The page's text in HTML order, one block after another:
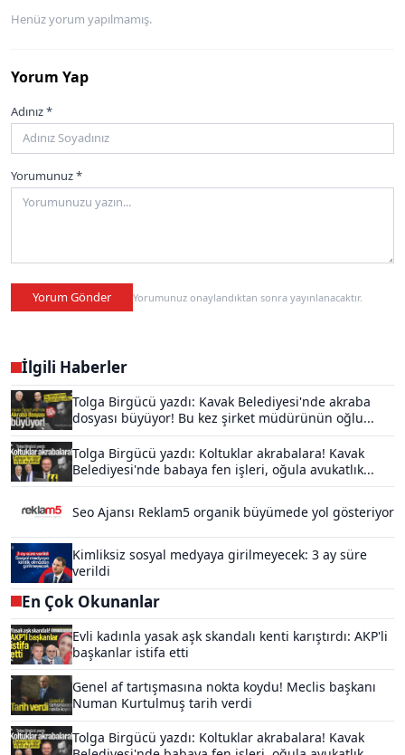
Henüz yorum yapılmamış.
Yorum Yap
Adınız *
Yorumunuz *
Yorum Gönder Yorumunuz onaylandıktan sonra yayınlanacaktır.
İlgili Haberler
Tolga Birgücü yazdı: Kavak Belediyesi'nde akraba
dosyası büyüyor! Bu kez şirket müdürünün oğlu...
Tolga Birgücü yazdı: Koltuklar akrabalara! Kavak
Belediyesi'nde babaya fen işleri, oğula avukatlık...
Seo Ajansı Reklam5 organik büyümede yol gösteriyor
Kimliksiz sosyal medyaya girilmeyecek: 3 ay süre
verildi
En Çok Okunanlar
Evli kadınla yasak aşk skandalı kenti karıştırdı: AKP'li
başkanlar istifa etti
Genel af tartışmasına nokta koydu! Meclis başkanı
Numan Kurtulmuş tarih verdi
Tolga Birgücü yazdı: Koltuklar akrabalara! Kavak